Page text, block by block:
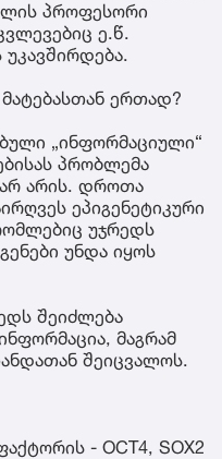
პროფესორი
ე.წ.
ერთად?
„ინფორმაციული“
პრობლემა
არის. დროთა
ეპიგენეტიკური
უჯრედს
უნდა იყოს
შეიძლება
მაგრამ
შეიცვალოს.
- OCT4, SOX2